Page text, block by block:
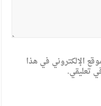
الإلكتروني في هذا
تعليقي.